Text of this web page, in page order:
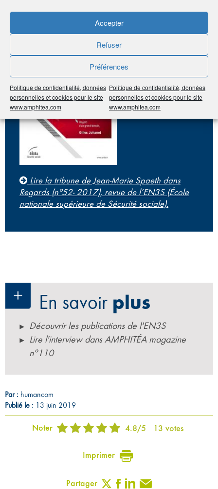
Accepter
Refuser
Préférences
Politique de confidentialité, données
personnelles et cookies pour le site
www.amphitea.com
Politique de confidentialité, données
personnelles et cookies pour le site
www.amphitea.com
Lire la tribune de Jean-Marie Spaeth dans
Regards (n°52- 2017), revue de l’EN3S (École
nationale supérieure de Sécurité sociale).
En savoir plus
Découvrir les publications de l'EN3S
Lire l'interview dans AMPHITÉA magazine
n°110
Par : humancom
Publié le : 13 juin 2019
Noter 4.8/5 13 votes
Imprimer
Partager